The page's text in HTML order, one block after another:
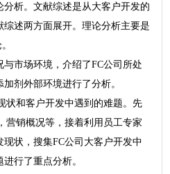
析。文献综述是从大客户开发的
述两方面展开。理论分析主要是
市场环境，介绍了FC公司所处
剂外部环境进行了分析。
状和客户开发中遇到的难题。先
营销概况等，接着利用员工专家
状，搜集FC公司大客户开发中
行了重点分析。